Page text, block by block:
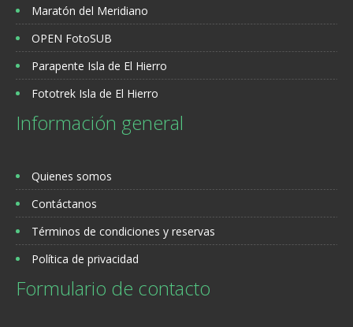
Maratón del Meridiano
OPEN FotoSUB
Parapente Isla de El Hierro
Fototrek Isla de El Hierro
Información general
Quienes somos
Contáctanos
Términos de condiciones y reservas
Política de privacidad
Formulario de contacto